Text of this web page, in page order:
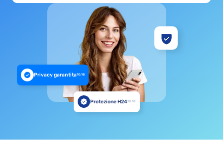
Privacy garantita10:18
Protezione H2410:18